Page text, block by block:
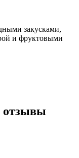
закусками,
и фруктовыми
отзывы